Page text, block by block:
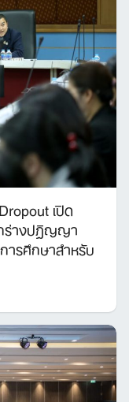
เปิด
ร่างปฏิญญา
ารศึกษาสำหรับ